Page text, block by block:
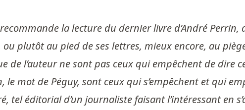
recommande la lecture du dernier livre d’André
plutôt au pied de ses lettres, mieux encore, au
l’auteur ne sont pas ceux qui empêchent de dire
mot de Péguy, sont ceux qui s’empêchent et qui
tel éditorial d’un journaliste faisant l’intéressant en